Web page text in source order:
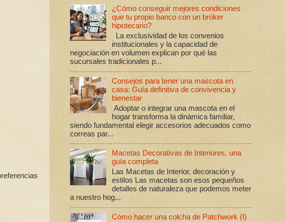
¿Cómo conseguir mejores condiciones
que tu propio banco con un bróker
hipotecario?
La exclusividad de los convenios
institucionales y la capacidad de
negociación en volumen explican por qué las
sucursales tradicionales p...
Consejos para tener una mascota en
casa: Guía definitiva de convivencia y
bienestar
Adoptar o integrar una mascota en el
hogar transforma la dinámica familiar,
siendo fundamental elegir accesorios adecuados como
correas par...
Macetas Decorativas de Interiores, una
guía completa
Las Macetas de Interior, decoración y
estilos Las macetas son esos pequeños
detalles de naturaleza que podemos meter
a nuestro hog...
Cómo hacer una colcha de Patchwork (I)